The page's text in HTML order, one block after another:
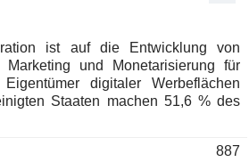
ist auf die Entwicklung von
und Monetarisierung für
digitaler Werbeflächen
887